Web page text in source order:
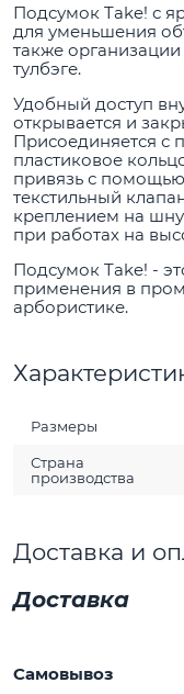
Подсумок Take! с
для уменьшения
также
тулбэге.
Удобный доступ
открывается и
Присоединяется с
пластиковое
привязь с
текстильный
креплением на
при работах на
Подсумок Take! -
применения в
арбористике.
Размеры
Страна
производства
Доставка и
Доставка
Самовывоз